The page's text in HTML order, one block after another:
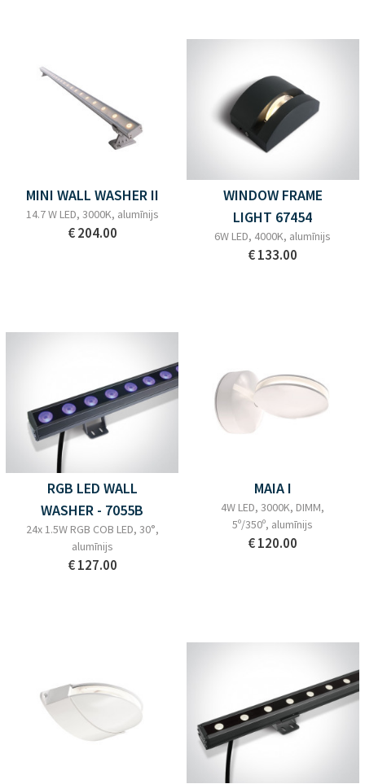
MINI WALL WASHER II
14.7 W LED, 3000K, alumīnijs
€ 204.00
WINDOW FRAME
LIGHT 67454
6W LED, 4000K, alumīnijs
€ 133.00
RGB LED WALL
WASHER - 7055B
24x 1.5W RGB COB LED, 30°,
alumīnijs
€ 127.00
MAIA I
4W LED, 3000K, DIMM,
5º/350º, alumīnijs
€ 120.00